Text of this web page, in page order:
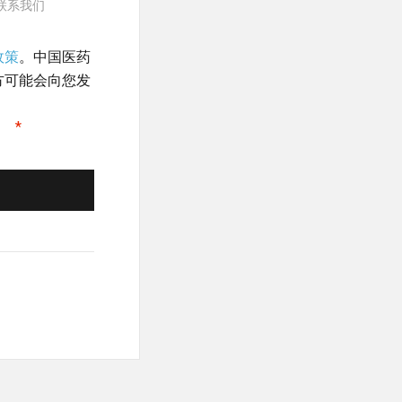
系我们
策。中国医药
能会向您发